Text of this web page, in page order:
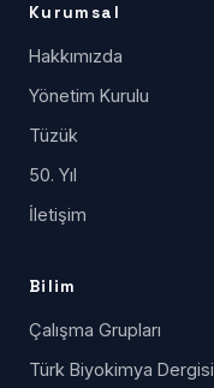
Kurumsal
Hakkımızda
Yönetim Kurulu
Tüzük
50. Yıl
İletişim
Bilim
Çalışma Grupları
Türk Biyokimya Dergisi